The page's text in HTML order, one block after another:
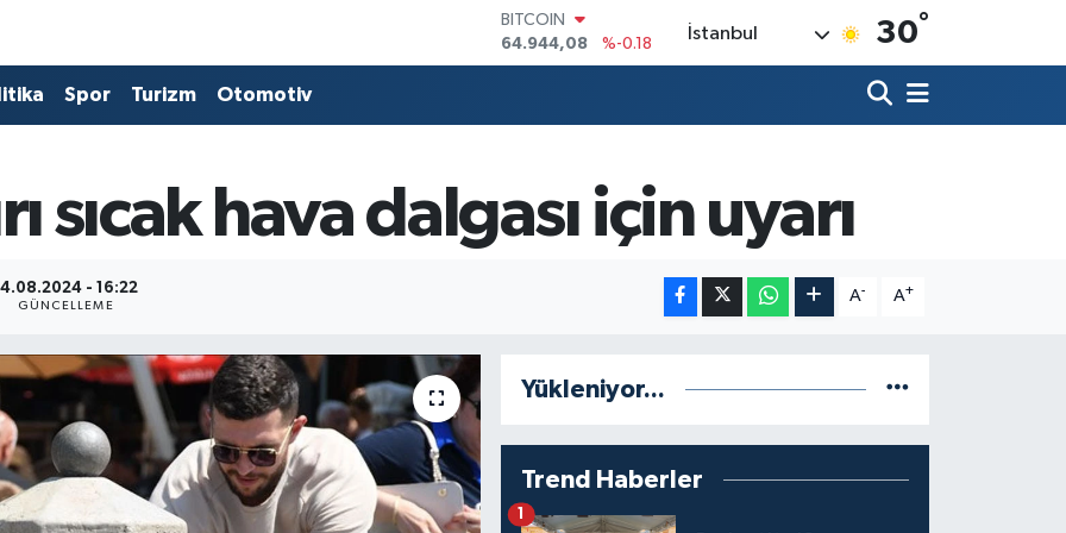
BITCOIN
64.944,08
%-0.18
DOLAR
%0.38
GRAM ALTIN
6660.55
%0.03
İstanbul 30°
Spor Turizm Otomotiv
sıcak hava dalgası için uyarı
- 16:22
GÜNCELLEME
A- A+
Yükleniyor...
Trend Haberler
1